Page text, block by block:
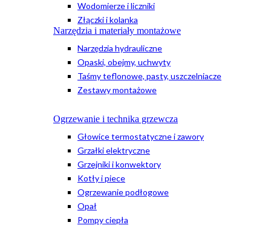
Wodomierze i liczniki
Złączki i kolanka
Narzędzia i materiały montażowe
Narzędzia hydrauliczne
Opaski, obejmy, uchwyty
Taśmy teflonowe, pasty, uszczelniacze
Zestawy montażowe
Ogrzewanie i technika grzewcza
Głowice termostatyczne i zawory
Grzałki elektryczne
Grzejniki i konwektory
Kotły i piece
Ogrzewanie podłogowe
Opał
Pompy ciepła